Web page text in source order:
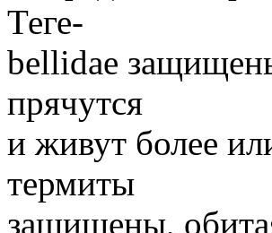
Теге-
bellidae
прячутся
и живут более
термиты
защищены,